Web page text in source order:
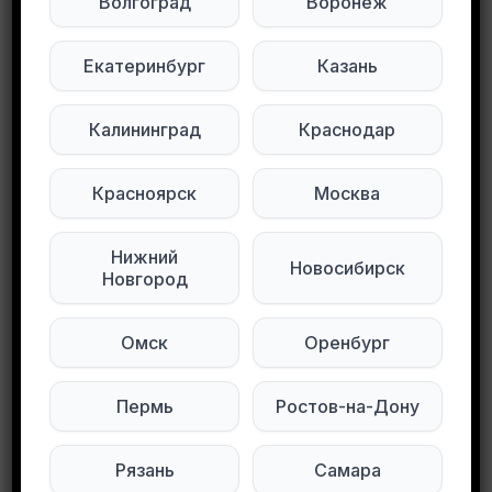
Джинсы на поделки.
Черниковка.Писать в ЛС
Больше вещей даром в
нашем...
Абзалтдинова Куртка в
хорошем состоянии,
даром...
Екатеринбург Казань
Калининград Краснодар
Красноярск Москва
Нижний
Новгород
Новосибирск
Омск Оренбург
Пермь Ростов-на-Дону
Рязань Самара